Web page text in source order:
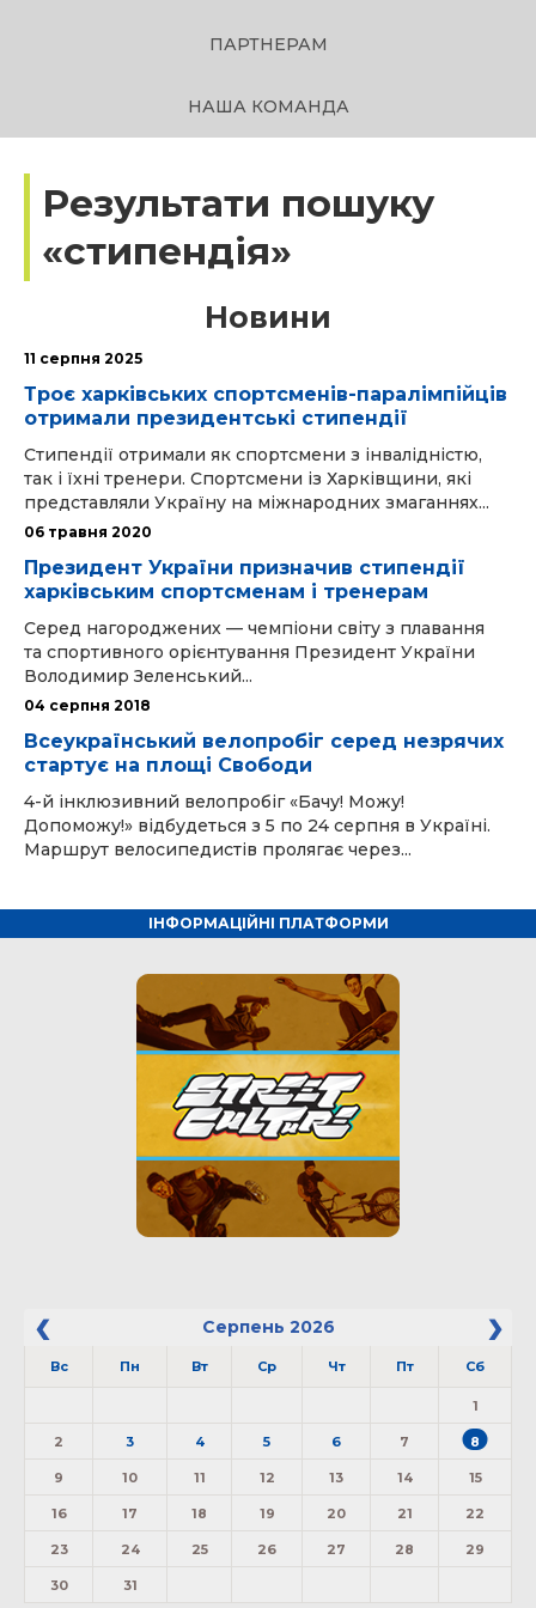
ПАРТНЕРАМ
НАША КОМАНДА
Результати пошуку
«стипендія»
Новини
11 серпня 2025
Троє харківських спортсменів-паралімпійців
отримали президентські стипендії
Стипендії отримали як спортсмени з інвалідністю,
так і їхні тренери. Спортсмени із Харківщини, які
представляли Україну на міжнародних змаганнях...
06 травня 2020
Президент України призначив стипендії
харківським спортсменам і тренерам
Серед нагороджених — чемпіони світу з плавання
та спортивного орієнтування Президент України
Володимир Зеленський...
04 серпня 2018
Всеукраїнський велопробіг серед незрячих
стартує на площі Свободи
4-й інклюзивний велопробіг «Бачу! Можу!
Допоможу!» відбудеться з 5 по 24 серпня в Україні.
Маршрут велосипедистів пролягає через...
ІНФОРМАЦІЙНІ ПЛАТФОРМИ
Серпень 2026
Вс Пн Вт Ср Чт Пт Сб
1
2 3 4 5 6 7 8
9 10 11 12 13 14 15
16 17 18 19 20 21 22
23 24 25 26 27 28 29
30 31